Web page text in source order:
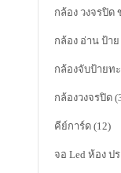
กล้อง วงจรปิ
กล้อง อ่าน ป้า
กล้องจับป้ายท
กล้องวงจรปิด
คีย์การ์ด (12)
จอ Led ห้อง ป